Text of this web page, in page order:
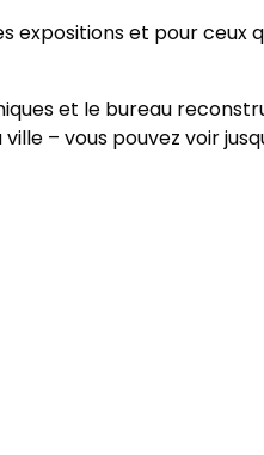
expositions et pour ceux
et le bureau
– vous pouvez voir